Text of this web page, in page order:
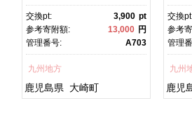
なぎ 鰻 ウナギ 蒲焼き 蒲
焼 かばやき 魚 魚介 魚貝 海
鮮 うな重 ひつまぶし 蒲
焼 訳あり ギフト 人気 おす
半島 A703
交換pt: 3,900 pt
参考寄附額:
13,000 円
管理番号:
A703
九州地方
鹿児島県 大崎町
ばや
焼 土
日 丑
鮮
県 大
島
礼の
交換
参考
管理
九州
鹿児